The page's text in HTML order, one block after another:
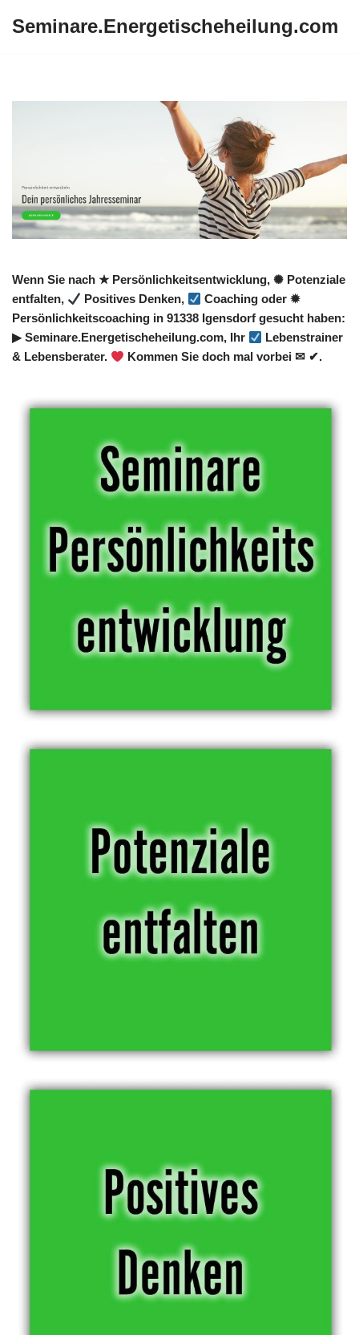
Seminare.Energetischeheilung.com
Wenn Sie nach ★ Persönlichkeitsentwicklung, ✺ Potenziale
entfalten,
Positives Denken,
Coaching oder ✹
Persönlichkeitscoaching in 91338 Igensdorf gesucht haben:
▶︎ Seminare.Energetischeheilung.com, Ihr
Lebenstrainer
& Lebensberater.
Kommen Sie doch mal vorbei ✉ ✔.